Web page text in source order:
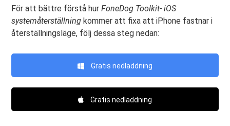
För att bättre förstå hurFoneDog Toolkit- iOS
systemåterställning kommer att fixa att iPhone fastnar i
återställningsläge, följ dessa steg nedan:
Gratis nedladdning
Gratis nedladdning